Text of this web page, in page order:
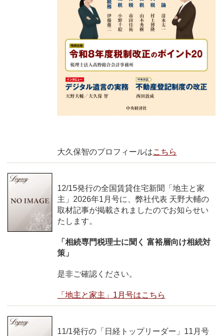
大久保智のプロフィールはこちら
12/15発行の全国賃貸住宅新聞「地主と家
主」2026年1月号に、弊社代表 天野大輔の
取材記事が掲載されましたのでお知らせい
たします。
「相続専門税理士に聞く 富裕層向け相続対
策」
是非ご確認ください。
「地主と家主」1月号はこちら
11/1発行の「日経トップリーダー」11月号